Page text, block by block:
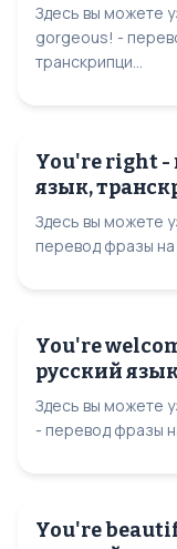
Здесь вы можете
gorgeous! -
транскрипци...
You're right -
язык,
Здесь вы можете
перевод фразы на
You're
русский
Здесь вы можете
- перевод фразы
You're